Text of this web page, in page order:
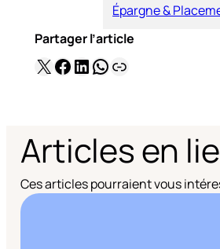
Partager l’article
X Facebook LinkedIn WhatsApp Lien
Épargne &
Articles en
Ces articles pourraient vous